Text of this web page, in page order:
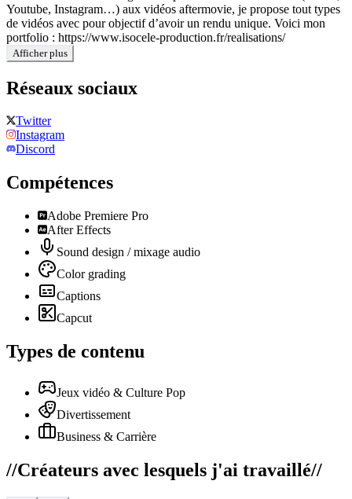
Youtube, Instagram…) aux vidéos aftermovie, je propose tout types
de vidéos avec pour objectif d’avoir un rendu unique. Voici mon
portfolio : https://www.isocele-production.fr/realisations/
Afficher plus
Réseaux sociaux
Twitter
Instagram
Discord
Compétences
Adobe Premiere Pro
After Effects
Sound design / mixage audio
Color grading
Captions
Capcut
Types de contenu
Jeux vidéo & Culture Pop
Divertissement
Business & Carrière
//Créateurs avec lesquels j'ai travaillé//